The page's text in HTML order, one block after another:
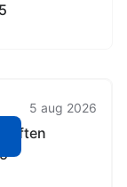
5 aug 2026